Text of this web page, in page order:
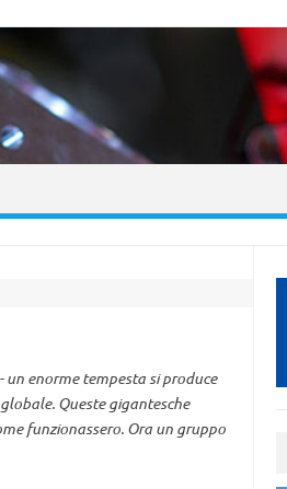
enorme tempesta si produce
Queste gigantesche
funzionassero. Ora un gruppo